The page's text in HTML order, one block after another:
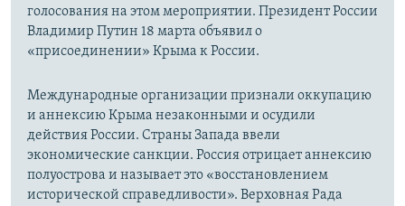
голосования на этом мероприятии. Президент России
Владимир Путин 18 марта объявил о
«присоединении» Крыма к России.
Международные организации признали оккупацию
и аннексию Крыма незаконными и осудили
действия России. Страны Запада ввели
экономические санкции. Россия отрицает аннексию
полуострова и называет это «восстановлением
исторической справедливости». Верховная Рада